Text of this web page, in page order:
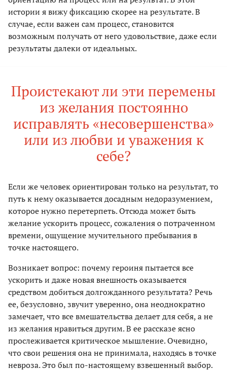
истории я вижу фиксацию скорее на результате. В
случае, если важен сам процесс, становится
возможным получать от него удовольствие, даже если
результаты далеки от идеальных.
Проистекают ли эти перемены
из желания постоянно
исправлять «несовершенства»
или из любви и уважения к
себе?
Если же человек ориентирован только на результат, то
путь к нему оказывается досадным недоразумением,
которое нужно перетерпеть. Отсюда может быть
желание ускорить процесс, сожаления о потраченном
времени, ощущение мучительного пребывания в
точке настоящего.
Возникает вопрос: почему героиня пытается все
ускорить и даже новая внешность оказывается
средством добиться долгожданного результата? Речь
ее, безусловно, звучит уверенно, она неоднократно
замечает, что все вмешательства делает для себя, а не
из желания нравиться другим. В ее рассказе ясно
прослеживается критическое мышление. Очевидно,
что свои решения она не принимала, находясь в точке
невроза. Это был по-настоящему взвешенный выбор.